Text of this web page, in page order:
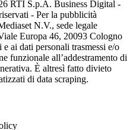
RTI S.p.A. Business Digital -
- Per la pubblicità
N.V., sede legale
Europa 46, 20093 Cologno
ai dati personali trasmessi e/o
funzionale all’addestramento di
È altresì fatto divieto
di data scraping.